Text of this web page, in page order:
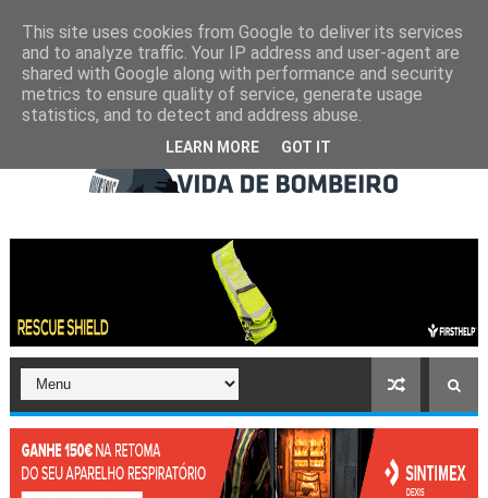
This site uses cookies from Google to deliver its services
and to analyze traffic. Your IP address and user-agent are
shared with Google along with performance and security
metrics to ensure quality of service, generate usage
statistics, and to detect and address abuse.
LEARN MORE GOT IT